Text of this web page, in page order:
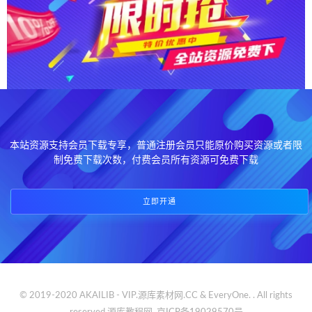
本站资源支持会员下载专享，普通注册会员只能原价购买资源或者限
制免费下载次数，付费会员所有资源可免费下载
立即开通
© 2019-2020 AKAILIB - VIP.源库素材网.CC & EveryOne. . All rights